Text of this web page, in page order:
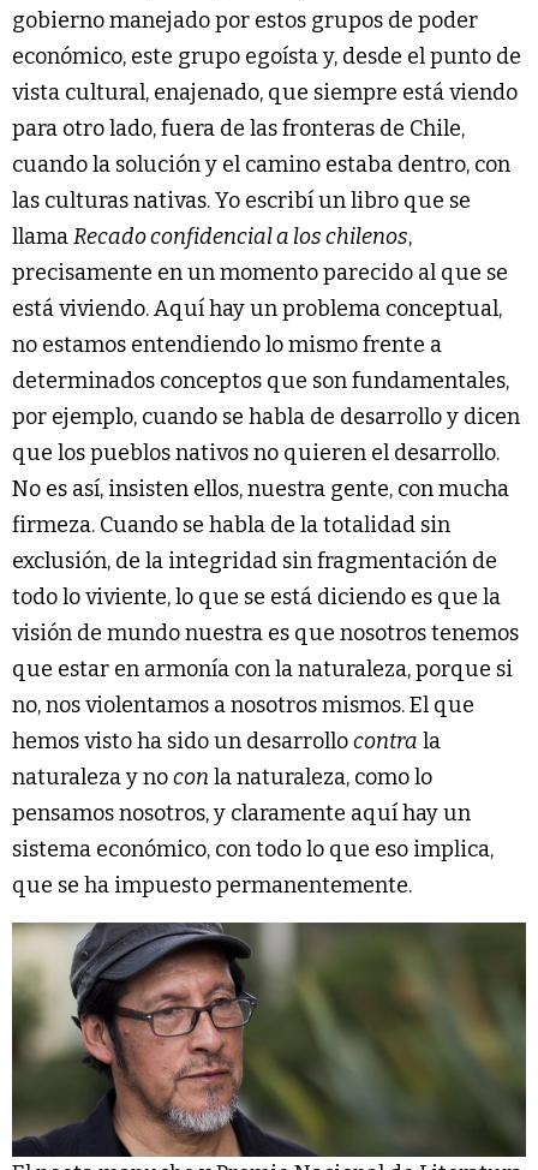
gobierno manejado por estos grupos de poder
económico, este grupo egoísta y, desde el punto de
vista cultural, enajenado, que siempre está viendo
para otro lado, fuera de las fronteras de Chile,
cuando la solución y el camino estaba dentro, con
las culturas nativas. Yo escribí un libro que se
llamaRecado confidencial a los chilenos,
precisamente en un momento parecido al que se
está viviendo. Aquí hay un problema conceptual,
no estamos entendiendo lo mismo frente a
determinados conceptos que son fundamentales,
por ejemplo, cuando se habla de desarrollo y dicen
que los pueblos nativos no quieren el desarrollo.
No es así, insisten ellos, nuestra gente, con mucha
firmeza. Cuando se habla de la totalidad sin
exclusión, de la integridad sin fragmentación de
todo lo viviente, lo que se está diciendo es que la
visión de mundo nuestra es que nosotros tenemos
que estar en armonía con la naturaleza, porque si
no, nos violentamos a nosotros mismos. El que
hemos visto ha sido un desarrollocontra la
naturaleza y nocon la naturaleza, como lo
pensamos nosotros, y claramente aquí hay un
sistema económico, con todo lo que eso implica,
que se ha impuesto permanentemente.